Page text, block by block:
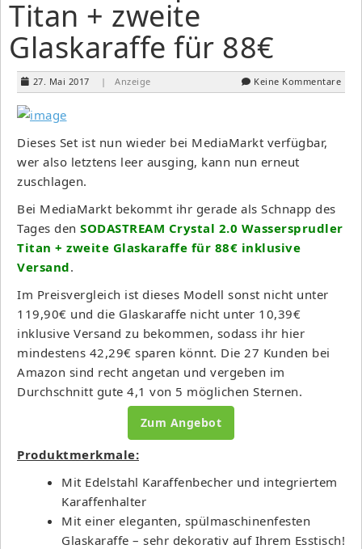
Titan + zweite
Glaskaraffe für 88€
27. Mai 2017 | Anzeige Keine Kommentare
Dieses Set ist nun wieder bei MediaMarkt verfügbar,
wer also letztens leer ausging, kann nun erneut
zuschlagen.
Bei MediaMarkt bekommt ihr gerade als Schnapp des
Tages den SODASTREAM Crystal 2.0 Wassersprudler
Titan + zweite Glaskaraffe für 88€ inklusive
Versand.
Im Preisvergleich ist dieses Modell sonst nicht unter
119,90€ und die Glaskaraffe nicht unter 10,39€
inklusive Versand zu bekommen, sodass ihr hier
mindestens 42,29€ sparen könnt. Die 27 Kunden bei
Amazon sind recht angetan und vergeben im
Durchschnitt gute 4,1 von 5 möglichen Sternen.
Zum Angebot
Produktmerkmale:
Mit Edelstahl Karaffenbecher und integriertem
Karaffenhalter
Mit einer eleganten, spülmaschinenfesten
Glaskaraffe – sehr dekorativ auf Ihrem Esstisch!